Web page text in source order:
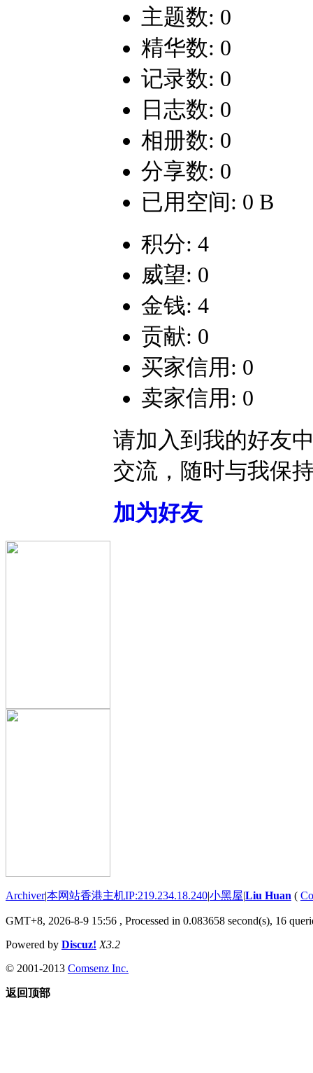
主题数: 0
精华数: 0
记录数: 0
日志数: 0
相册数: 0
分享数: 0
已用空间: 0 B
积分: 4
威望: 0
金钱: 4
贡献: 0
买家信用: 0
卖家信用: 0
请加入到我的好友
交流，随时与我保
加为好友
Archiver|本网站香港主机IP:219.234.18.240|小黑屋|Liu Huan (
GMT+8, 2026-8-9 15:56 , Processed in 0.083658 second(s), 16
Powered by Discuz! X3.2
© 2001-2013 Comsenz Inc.
返回顶部